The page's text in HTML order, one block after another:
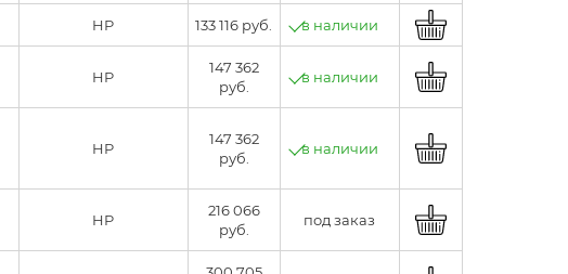
HP 133 116 руб. в наличии
HP
147 362
руб.
в наличии
HP
147 362
руб.
в наличии
HP
216 066
руб.
под заказ